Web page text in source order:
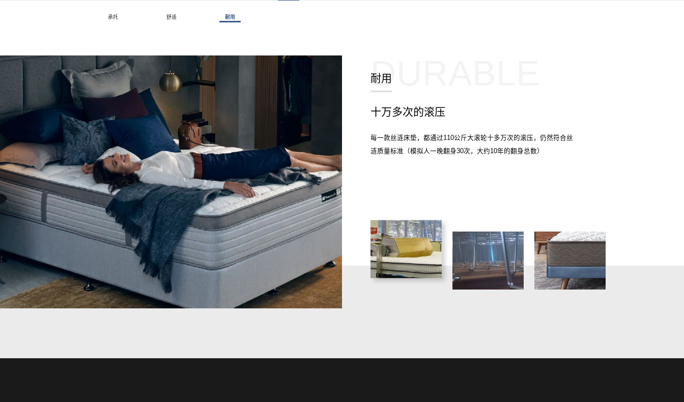
助眠产品
承托 舒适 耐用
耐用
DURABLE
十万多次的滚压
每一款丝涟床垫，都通过110公斤大滚轮十多万次的滚压，仍然符合丝
涟质量标准（模拟人一晚翻身30次，大约10年的翻身总数）